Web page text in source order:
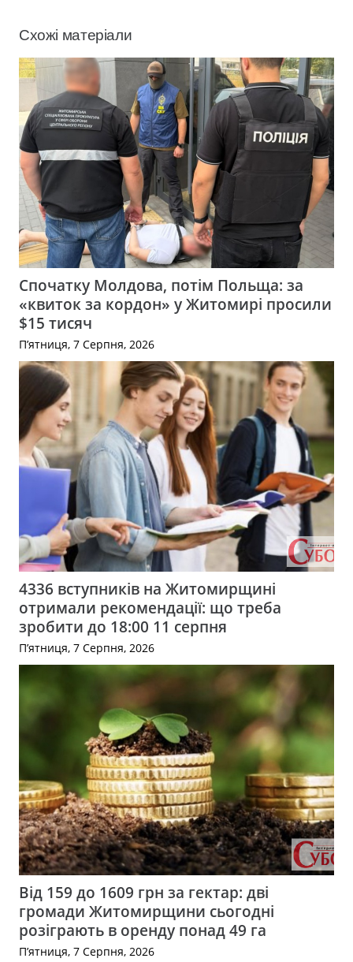
Схожі матеріали
Спочатку Молдова, потім Польща: за
«квиток за кордон» у Житомирі просили
$15 тисяч
П’ятниця, 7 Серпня, 2026
4336 вступників на Житомирщині
отримали рекомендації: що треба
зробити до 18:00 11 серпня
П’ятниця, 7 Серпня, 2026
Від 159 до 1609 грн за гектар: дві
громади Житомирщини сьогодні
розіграють в оренду понад 49 га
П’ятниця, 7 Серпня, 2026